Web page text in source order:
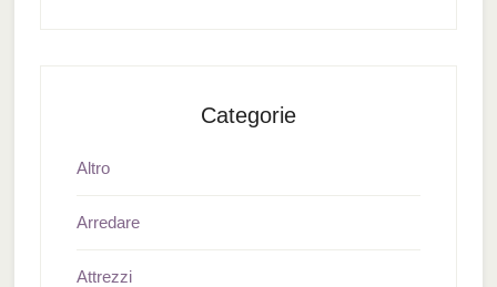
Categorie
Altro
Arredare
Attrezzi